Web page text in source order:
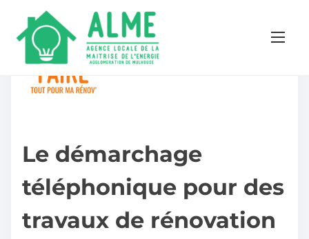
Le démarchage
téléphonique pour des
travaux de rénovation